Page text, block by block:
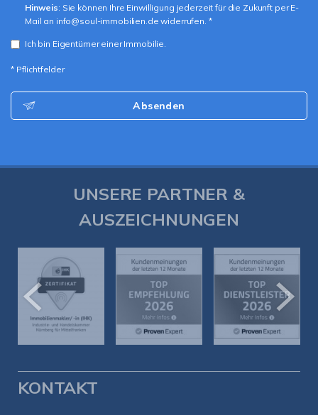
Hinweis: Sie können Ihre Einwilligung jederzeit für die Zukunft per E-
Mail an info@soul-immobilien.de widerrufen. *
Ich bin Eigentümer einer Immobilie.
* Pflichtfelder
Absenden
UNSERE PARTNER &
AUSZEICHNUNGEN
KONTAKT